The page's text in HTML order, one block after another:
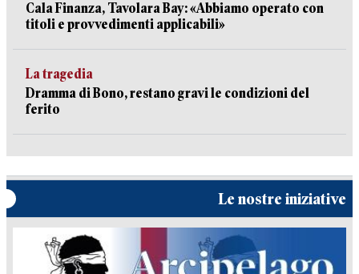
Cala Finanza, Tavolara Bay: «Abbiamo operato con
titoli e provvedimenti applicabili»
La tragedia
Dramma di Bono, restano gravi le condizioni del
ferito
Le nostre iniziative